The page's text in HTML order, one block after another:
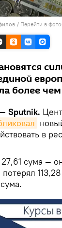
/ Перейти в
более
Sputnik.
в
сума —